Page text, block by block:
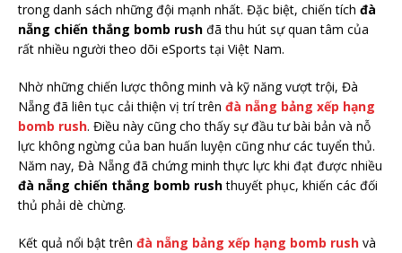
trong danh sách những đội mạnh nhất. Đặc biệt, chiến tích đà
nẵng chiến thắng bomb rush đã thu hút sự quan tâm của
rất nhiều người theo dõi eSports tại Việt Nam.
Nhờ những chiến lược thông minh và kỹ năng vượt trội, Đà
Nẵng đã liên tục cải thiện vị trí trên đà nẵng bảng xếp hạng
bomb rush. Điều này cũng cho thấy sự đầu tư bài bản và nỗ
lực không ngừng của ban huấn luyện cũng như các tuyển thủ.
Năm nay, Đà Nẵng đã chứng minh thực lực khi đạt được nhiều
đà nẵng chiến thắng bomb rushthuyết phục, khiến các đối
thủ phải dè chừng.
Kết quả nổi bật trên đà nẵng bảng xếp hạng bomb rush và